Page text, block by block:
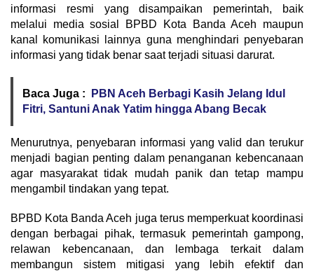
informasi resmi yang disampaikan pemerintah, baik
melalui media sosial BPBD Kota Banda Aceh maupun
kanal komunikasi lainnya guna menghindari penyebaran
informasi yang tidak benar saat terjadi situasi darurat.
Baca Juga :
PBN Aceh Berbagi Kasih Jelang Idul
Fitri, Santuni Anak Yatim hingga Abang Becak
Menurutnya, penyebaran informasi yang valid dan terukur
menjadi bagian penting dalam penanganan kebencanaan
agar masyarakat tidak mudah panik dan tetap mampu
mengambil tindakan yang tepat.
BPBD Kota Banda Aceh juga terus memperkuat koordinasi
dengan berbagai pihak, termasuk pemerintah gampong,
relawan kebencanaan, dan lembaga terkait dalam
membangun sistem mitigasi yang lebih efektif dan